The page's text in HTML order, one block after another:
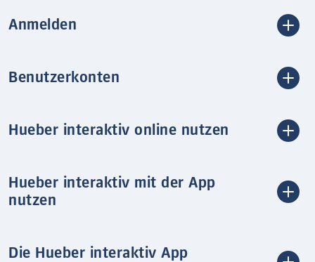
Anmelden
Benutzerkonten
Hueber interaktiv online nutzen
Hueber interaktiv mit der App
nutzen
Die Hueber interaktiv App